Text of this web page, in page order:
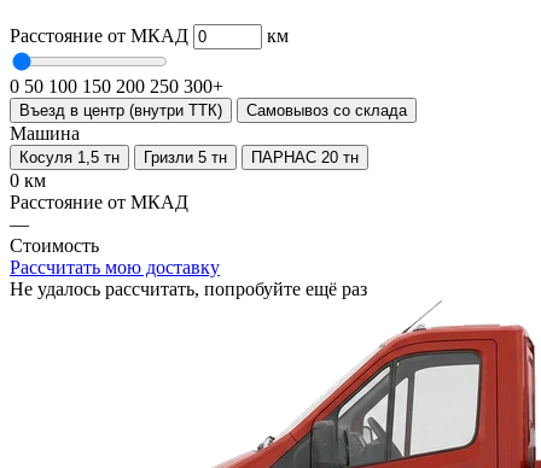
Расстояние от МКАД км
0 50 100 150 200 250 300+
Въезд в центр (внутри ТТК) Самовывоз со склада
Машина
Косуля 1,5 тн Гризли 5 тн ПАРНАС 20 тн
0 км
Расстояние от МКАД
—
Стоимость
Рассчитать мою доставку
Не удалось рассчитать, попробуйте ещё раз